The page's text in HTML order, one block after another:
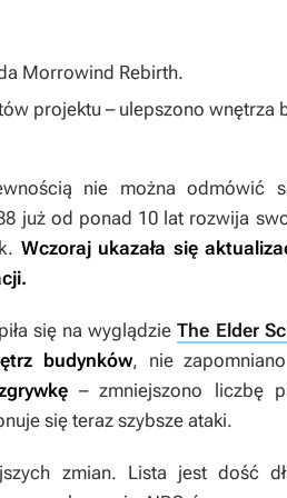
Morrowind Rebirth.
projektu – ulepszono wnętrza
nie można odmówić
już od ponad 10 lat rozwija
Wczoraj ukazała się
się na wyglądzieThe Elder
budynków, nie
– zmniejszono liczbę
się teraz szybsze ataki.
zmian. Lista jest dość